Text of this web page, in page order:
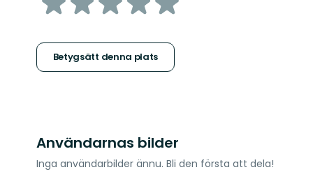
stjärnor
Betygsätt denna plats
Användarnas bilder
Inga användarbilder ännu. Bli den första att dela!